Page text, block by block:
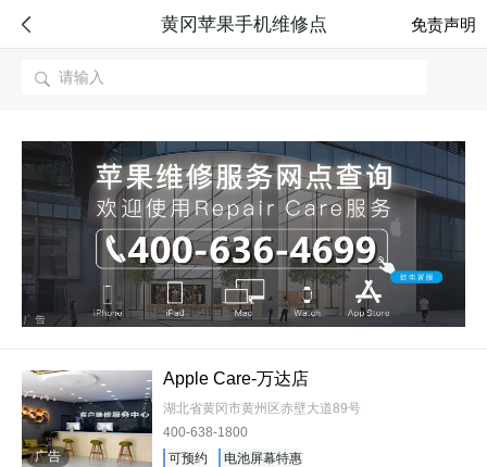
 黄冈苹果手机维修点 免责声明

广告
Apple Care-万达店
湖北省黄冈市黄州区赤壁大道89号
400-638-1800
可预约
电池屏幕特惠